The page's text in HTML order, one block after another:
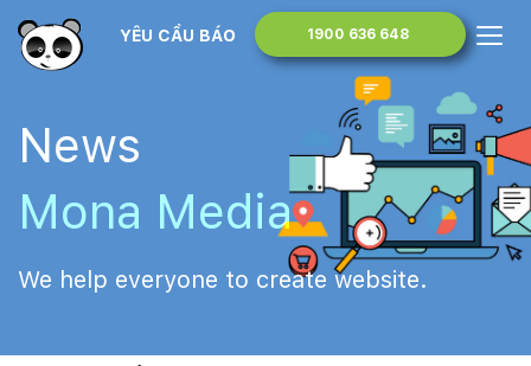
1900 636 648
News
Mona Media
We help everyone to create website.